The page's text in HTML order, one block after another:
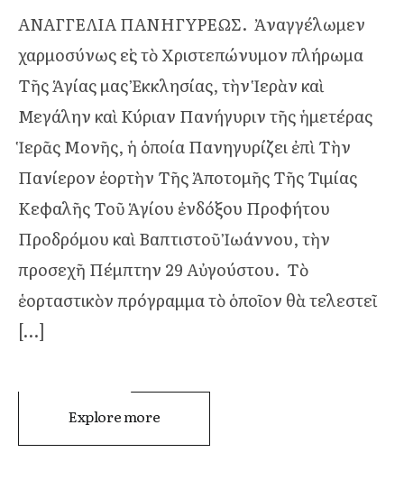
ΑΝΑΓΓΕΛΙΑ ΠΑΝΗΓΥΡΕΩΣ. Ἀναγγέλωμεν
χαρμοσύνως εἰς τὸ Χριστεπώνυμον πλήρωμα
Τῆς Ἁγίας μας Ἐκκλησίας, τὴν Ἱερὰν καὶ
Μεγάλην καὶ Κύριαν Πανήγυριν τῆς ἡμετέρας
Ἱερᾶς Μονῆς, ἡ ὁποία Πανηγυρίζει ἐπὶ Τὴν
Πανίερον ἑορτὴν Τῆς Ἀποτομῆς Τῆς Τιμίας
Κεφαλῆς Τοῦ Ἁγίου ἐνδόξου Προφήτου
Προδρόμου καὶ Βαπτιστοῦ Ἰωάννου, τὴν
προσεχῆ Πέμπτην 29 Αὐγούστου. Τὸ
ἑορταστικὸν πρόγραμμα τὸ ὁποῖον θὰ τελεστεῖ
[…]
Explore more